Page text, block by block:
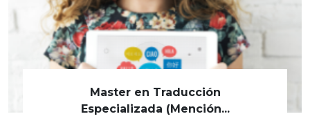
Master en Traducción
Especializada (Mención...